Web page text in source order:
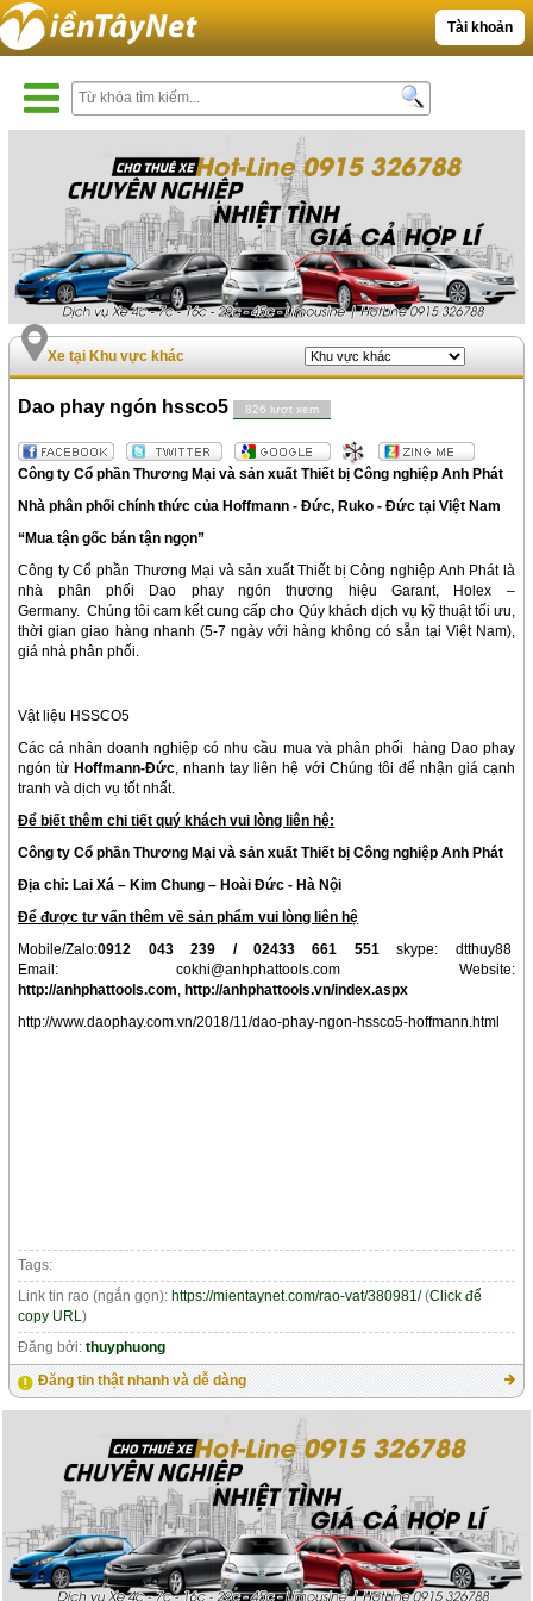
Tài khoản
Xe tại Khu vực khác
Dao phay ngón hssco5 826 lượt xem
Công ty Cổ phần Thương Mại và sản xuất Thiết bị Công nghiệp Anh Phát
Nhà phân phối chính thức của Hoffmann - Đức, Ruko - Đức tại Việt Nam
“Mua tận gốc bán tận ngọn”
Công ty Cổ phần Thương Mại và sản xuất Thiết bị Công nghiệp Anh Phát là
nhà phân phối Dao phay ngón thương hiệu Garant, Holex –
Germany. Chúng tôi cam kết cung cấp cho Qúy khách dịch vụ kỹ thuật tối ưu,
thời gian giao hàng nhanh (5-7 ngày với hàng không có sẵn tại Việt Nam),
giá nhà phân phối.
Vật liệu HSSCO5
Các cá nhân doanh nghiệp có nhu cầu mua và phân phối hàng Dao phay
ngón từ Hoffmann-Đức, nhanh tay liên hệ với Chúng tôi để nhận giá cạnh
tranh và dịch vụ tốt nhất.
Để biết thêm chi tiết quý khách vui lòng liên hệ:
Công ty Cổ phần Thương Mại và sản xuất Thiết bị Công nghiệp Anh Phát
Địa chỉ: Lai Xá – Kim Chung – Hoài Đức- Hà Nội
Để được tư vấn thêm về sản phẩm vui lòng liên hệ
Mobile/Zalo:0912 043 239 / 02433 661 551skype: dtthuy88
Email: cokhi@anhphattools.com Website:
http://anhphattools.com, http://anhphattools.vn/index.aspx
http://www.daophay.com.vn/2018/11/dao-phay-ngon-hssco5-hoffmann.html
Tags:
Link tin rao (ngắn gọn): https://mientaynet.com/rao-vat/380981/(Click để
copy URL)
Đăng bởi:thuyphuong
Đăng tin thật nhanh và dễ dàng